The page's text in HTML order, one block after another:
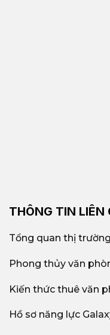
THÔNG TIN LIÊN
Tổng quan thị trường
Phong thủy văn
Kiến thức thuê văn
Hồ sơ năng lực